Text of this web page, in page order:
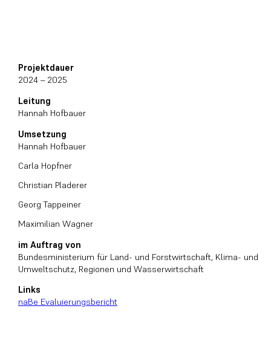
Projektdauer
2024 – 2025
Leitung
Hannah Hofbauer
Umsetzung
Hannah Hofbauer
Carla Hopfner
Christian Pladerer
Georg Tappeiner
Maximilian Wagner
im Auftrag von
Bundesministerium für Land- und Forstwirtschaft, Klima- und
Umweltschutz, Regionen und Wasserwirtschaft
Links
naBe Evaluierungsbericht